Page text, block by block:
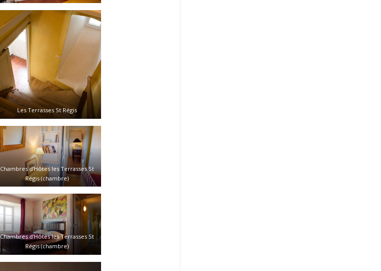
Les Terrasses St Régis
Chambres d’Hôtes les Terrasses St
Régis (chambre)
Chambres d’Hôtes les Terrasses St
Régis (chambre)